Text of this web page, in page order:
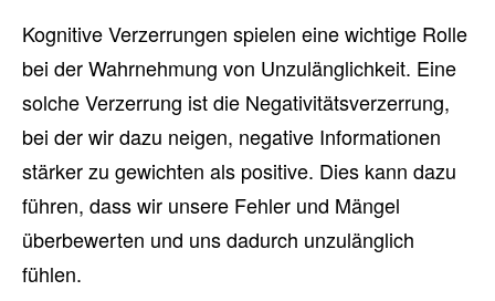
Kognitive Verzerrungen spielen eine wichtige Rolle
bei der Wahrnehmung von Unzulänglichkeit. Eine
solche Verzerrung ist die Negativitätsverzerrung,
bei der wir dazu neigen, negative Informationen
stärker zu gewichten als positive. Dies kann dazu
führen, dass wir unsere Fehler und Mängel
überbewerten und uns dadurch unzulänglich
fühlen.